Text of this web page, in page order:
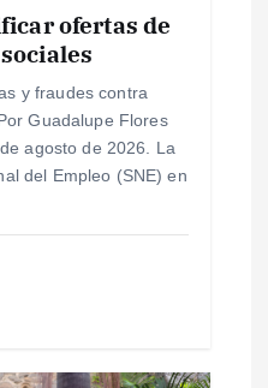
ofertas de
y fraudes contra
Guadalupe Flores
agosto de 2026. La
del Empleo (SNE) en